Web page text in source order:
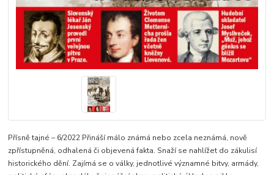
Přísně tajné – 6/2022 Přináší málo známá nebo zcela neznámá, nově
zpřístupněná, odhalená či objevená fakta. Snaží se nahlížet do zákulisí
historického dění. Zajímá se o války, jednotlivé významné bitvy, armády,